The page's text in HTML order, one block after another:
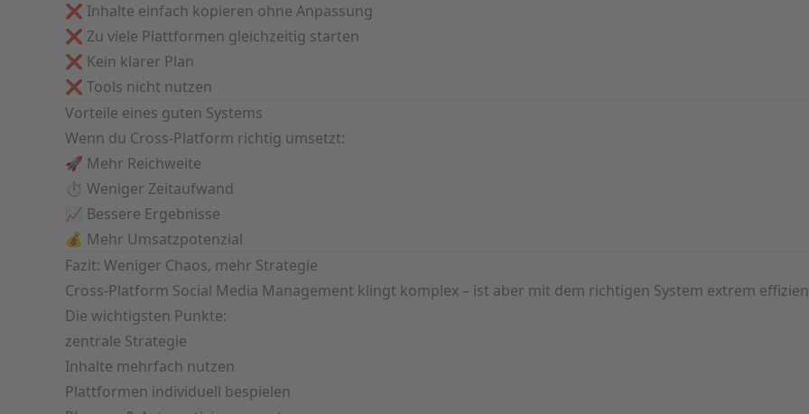
❌ Inhalte einfach kopieren ohne Anpassung
❌ Zu viele Plattformen gleichzeitig starten
❌ Kein klarer Plan
❌ Tools nicht nutzen
Vorteile eines guten Systems
Wenn du Cross-Platform richtig umsetzt:
🚀 Mehr Reichweite
⏱️ Weniger Zeitaufwand
📈 Bessere Ergebnisse
💰 Mehr Umsatzpotenzial
Fazit: Weniger Chaos, mehr Strategie
Cross-Platform Social Media Management klingt komplex – ist aber mit dem richtigen System extrem
Die wichtigsten Punkte:
zentrale Strategie
Inhalte mehrfach nutzen
Plattformen individuell bespielen